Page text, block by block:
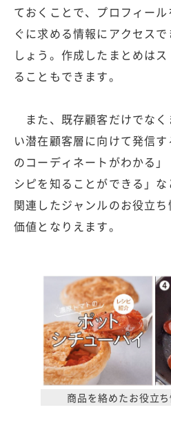
ておくことで、プロフィー
ぐに求める情報にアクセス
しょう。作成したまとめは
ることもできます。
また、既存顧客だけでなく
い潜在顧客層に向けて発信
のコーディネートがわかる
シピを知ることができる」
関連したジャンルのお役立
価値となりえます。
商品を絡めたお役立